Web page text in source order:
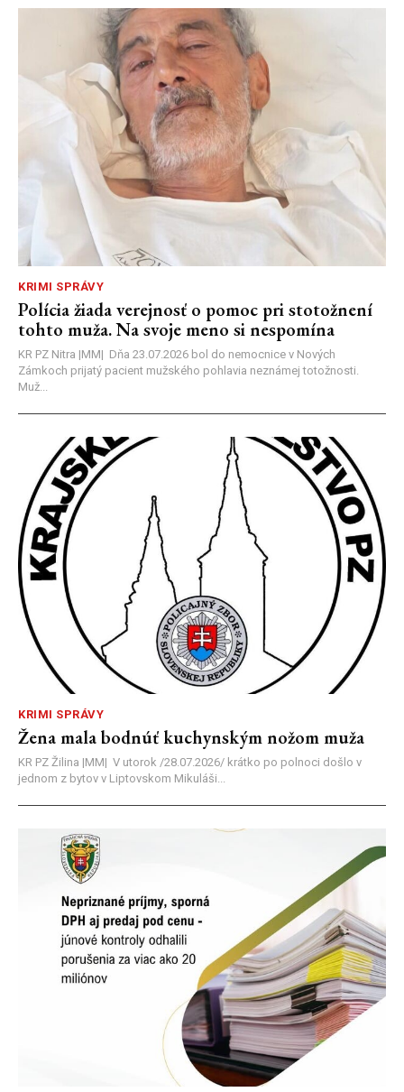
KRIMI SPRÁVY
Polícia žiada verejnosť o pomoc pri stotožnení
tohto muža. Na svoje meno si nespomína
KR PZ Nitra |MM| Dňa 23.07.2026 bol do nemocnice v Nových
Zámkoch prijatý pacient mužského pohlavia neznámej totožnosti.
Muž...
KRIMI SPRÁVY
Žena mala bodnúť kuchynským nožom muža
KR PZ Žilina |MM| V utorok /28.07.2026/ krátko po polnoci došlo v
jednom z bytov v Liptovskom Mikuláši...